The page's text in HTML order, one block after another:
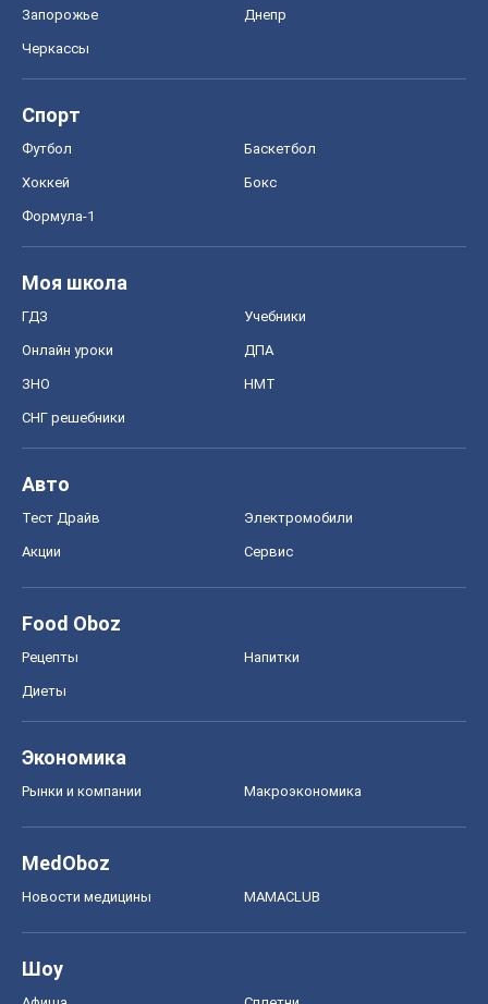
Запорожье Днепр
Черкассы
Спорт
Футбол Баскетбол
Хоккей Бокс
Формула-1
Моя школа
ГДЗ Учебники
Онлайн уроки ДПА
ЗНО НМТ
СНГ решебники
Авто
Тест Драйв Электромобили
Акции Сервис
Food Oboz
Рецепты Напитки
Диеты
Экономика
Рынки и компании Mакроэкономика
MedOboz
Новости медицины MAMACLUB
Шоу